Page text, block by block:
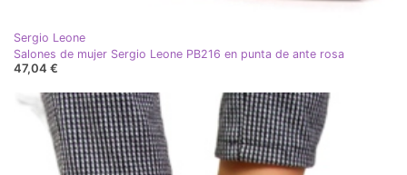
Sergio Leone
Salones de mujer Sergio Leone PB216 en punta de ante rosa
47,04 €